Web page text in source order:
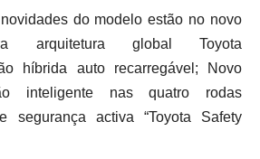
do modelo estão no novo
arquitetura global Toyota
híbrida auto recarregável; Novo
inteligente nas quatro rodas
segurança activa “Toyota Safety